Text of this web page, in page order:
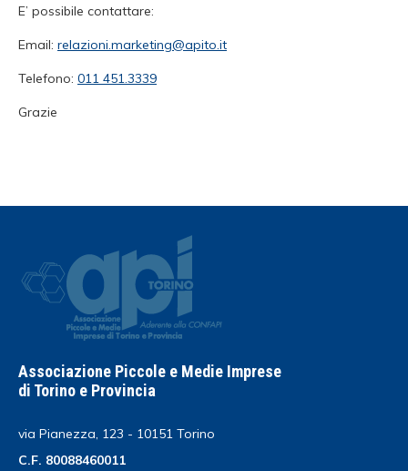
E’ possibile contattare:
Email: relazioni.marketing@apito.it
Telefono: 011 451.3339
Grazie
Associazione Piccole e Medie Imprese
di Torino e Provincia
via Pianezza, 123 - 10151 Torino
C.F. 80088460011